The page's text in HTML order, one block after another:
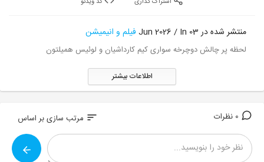
منتشر شده در 03 Jun 2026 / In فیلم و انیمیشن
لحظه پر چالش دوچرخه سواری کیم کارداشیان و لوئیس همیلتون
اطلاعات بیشتر
sort مرتب سازی بر اساس